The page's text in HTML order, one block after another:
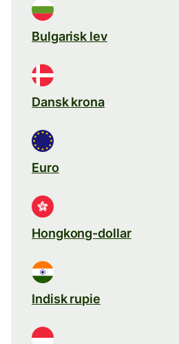
Bulgarisk lev
Dansk krona
Euro
Hongkong-dollar
Indisk rupie